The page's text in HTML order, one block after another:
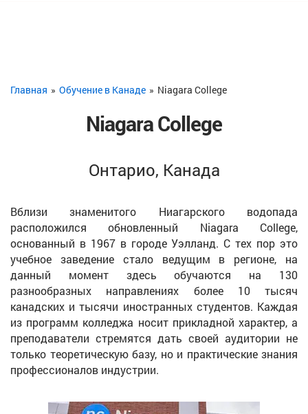
Главная » Обучение в Канаде » Niagara College
Niagara College
Онтарио, Канада
Вблизи знаменитого Ниагарского водопада
расположился обновленный Niagara College,
основанный в 1967 в городе Уэлланд. С тех пор это
учебное заведение стало ведущим в регионе, на
данный момент здесь обучаются на 130
разнообразных направлениях более 10 тысяч
канадских и тысячи иностранных студентов. Каждая
из программ колледжа носит прикладной характер, а
преподаватели стремятся дать своей аудитории не
только теоретическую базу, но и практические знания
профессионалов индустрии.